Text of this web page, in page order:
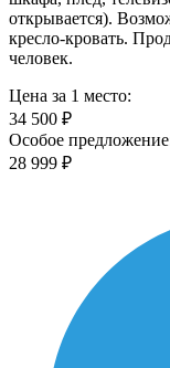
открывается).
кресло-кровать.
человек.
Цена за 1 место:
34 500 ₽
Особое
28 999 ₽